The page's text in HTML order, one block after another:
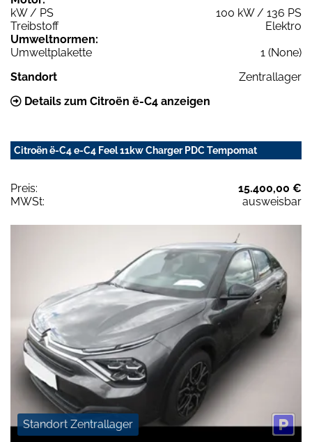
kW / PS
100 kW / 136 PS
Treibstoff
Elektro
Umweltnormen:
Umweltplakette
1 (None)
Standort
Zentrallager
Details zum Citroën ë-C4 anzeigen
Citroën ë-C4 e-C4 Feel 11kw Charger PDC Tempomat
Preis:
15.400,00 €
MWSt:
ausweisbar
Standort Zentrallager